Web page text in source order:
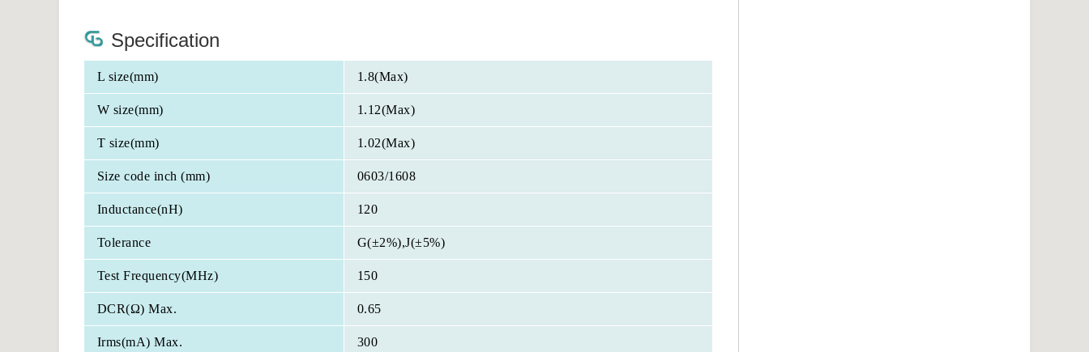
Specification
L size(mm) 1.8(Max)
W size(mm) 1.12(Max)
T size(mm) 1.02(Max)
Size code inch (mm) 0603/1608
Inductance(nH) 120
Tolerance G(±2%),J(±5%)
Test Frequency(MHz) 150
DCR(Ω) Max. 0.65
Irms(mA) Max. 300